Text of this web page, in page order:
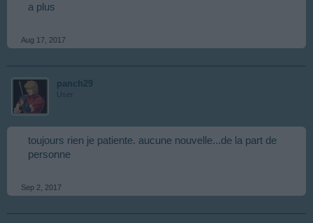
a plus
Aug 17, 2017
panch29
User
toujours rien je patiente. aucune nouvelle...de la part de
personne
Sep 2, 2017